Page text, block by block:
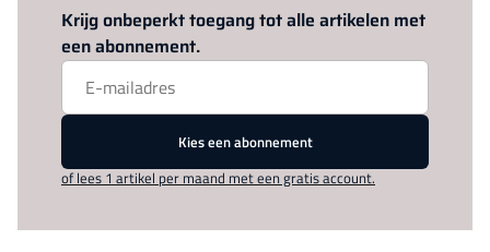
Krijg onbeperkt toegang tot alle artikelen met
een abonnement.
Kies een abonnement
of lees 1 artikel per maand met een gratis account.